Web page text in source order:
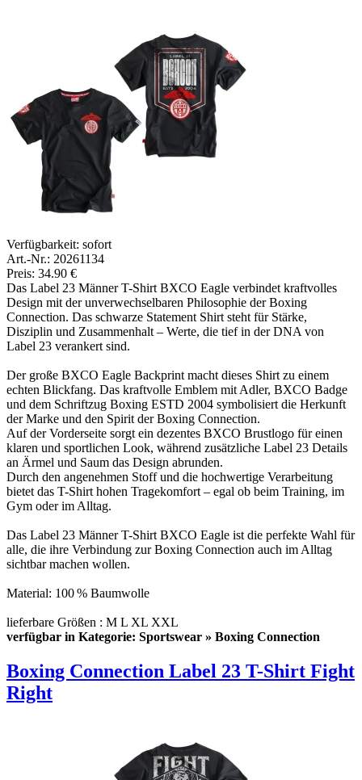
Verfügbarkeit: sofort
Art.-Nr.: 20261134
Preis: 34.90 €
Das Label 23 Männer T-Shirt BXCO Eagle verbindet kraftvolles
Design mit der unverwechselbaren Philosophie der Boxing
Connection. Das schwarze Statement Shirt steht für Stärke,
Disziplin und Zusammenhalt – Werte, die tief in der DNA von
Label 23 verankert sind.
Der große BXCO Eagle Backprint macht dieses Shirt zu einem
echten Blickfang. Das kraftvolle Emblem mit Adler, BXCO Badge
und dem Schriftzug Boxing ESTD 2004 symbolisiert die Herkunft
der Marke und den Spirit der Boxing Connection.
Auf der Vorderseite sorgt ein dezentes BXCO Brustlogo für einen
klaren und sportlichen Look, während zusätzliche Label 23 Details
an Ärmel und Saum das Design abrunden.
Durch den angenehmen Stoff und die hochwertige Verarbeitung
bietet das T-Shirt hohen Tragekomfort – egal ob beim Training, im
Gym oder im Alltag.
Das Label 23 Männer T-Shirt BXCO Eagle ist die perfekte Wahl für
alle, die ihre Verbindung zur Boxing Connection auch im Alltag
sichtbar machen wollen.
Material: 100 % Baumwolle
lieferbare Größen : M L XL XXL
verfügbar in Kategorie: Sportswear » Boxing Connection
Boxing Connection Label 23 T-Shirt Fight
Right